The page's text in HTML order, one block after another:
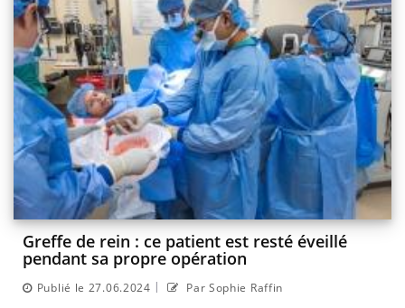
Greffe de rein : ce patient est resté éveillé
pendant sa propre opération
Publié le 27.06.2024 | Par Sophie Raffin